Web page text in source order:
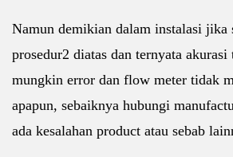
Namun demikian dalam instalasi jika
prosedur2 diatas dan ternyata akurasi
mungkin error dan flow meter tidak
apapun, sebaiknya hubungi
ada kesalahan product atau sebab